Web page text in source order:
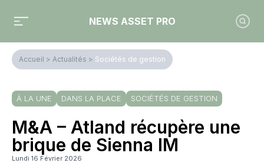
NEWS ASSET PRO
Accueil > Actualités > Sociétés de gestion
À LA UNE DANS LA PLACE SOCIÉTÉS DE GESTION
M&A – Atland récupère une
brique de Sienna IM
Lundi 16 Février 2026